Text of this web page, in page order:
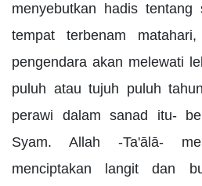
menyebutkan hadis
tempat terbenam
pengendara akan melewati
puluh atau tujuh puluh
perawi dalam sanad itu-
Syam. Allah -Ta'ālā-
menciptakan langit dan